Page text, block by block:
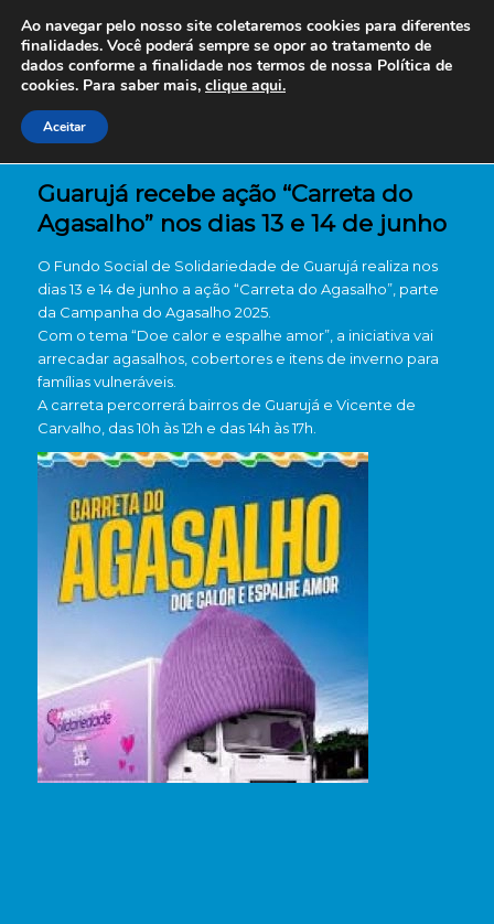
Guarujá recebe ação “Carreta do
Agasalho” nos dias 13 e 14 de junho
O Fundo Social de Solidariedade de Guarujá realiza nos
dias 13 e 14 de junho a ação “Carreta do Agasalho”, parte
da Campanha do Agasalho 2025.
Com o tema “Doe calor e espalhe amor”, a iniciativa vai
arrecadar agasalhos, cobertores e itens de inverno para
famílias vulneráveis.
A carreta percorrerá bairros de Guarujá e Vicente de
Carvalho, das 10h às 12h e das 14h às 17h.
Ao navegar pelo nosso site coletaremos cookies para diferentes
finalidades. Você poderá sempre se opor ao tratamento de
dados conforme a finalidade nos termos de nossa Política de
cookies. Para saber mais, clique aqui.
Aceitar